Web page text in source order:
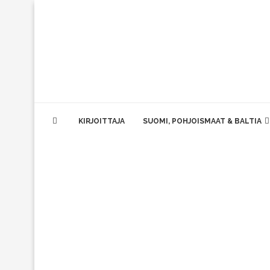
KIRJOITTAJA SUOMI, POHJOISMAAT & BALTIA